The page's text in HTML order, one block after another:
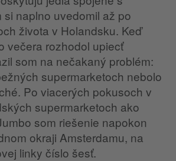
naplno uvedomil až po
života v Holandsku. Keď
večera rozhodol upiecť
som na nečakaný problém:
supermarketoch nebolo
Po viacerých pokusoch v
supermarketoch ako
som riešenie napokon
okraji Amsterdamu, na
linky číslo šesť.